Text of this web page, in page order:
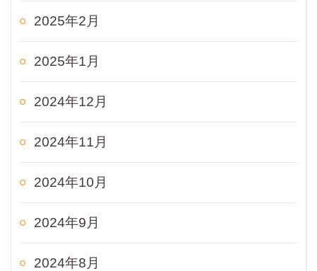
2025年2月
2025年1月
2024年12月
2024年11月
2024年10月
2024年9月
2024年8月